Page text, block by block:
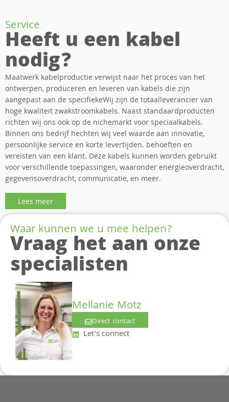
Service
Heeft u een kabel
nodig?
Maatwerk kabelproductie verwijst naar het proces van het
ontwerpen, produceren en leveren van kabels die zijn
aangepast aan de specifiekeWij zijn de totaalleverancier van
hoge kwaliteit zwakstroomkabels. Naast standaardproducten
richten wij ons ook op de nichemarkt voor speciaalkabels.
Binnen ons bedrijf hechten wij veel waarde aan innovatie,
persoonlijke service en korte levertijden. behoeften en
vereisten van een klant. Deze kabels kunnen worden gebruikt
voor verschillende toepassingen, waaronder energieoverdracht,
gegevensoverdracht, communicatie, en meer.
Lees meer
Waar kunnen we u mee helpen?
Vraag het aan onze
specialisten
Mellanie Motz
Direct contact
Let's connect